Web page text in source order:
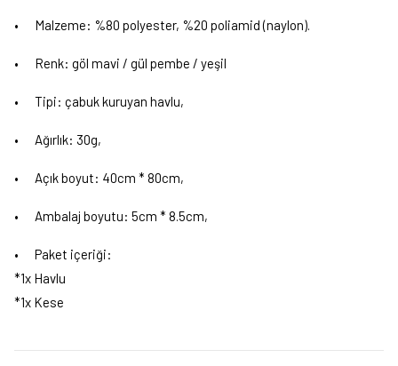
• Malzeme: %80 polyester, %20 poliamid (naylon).
• Renk: göl mavi / gül pembe / yeşil
• Tipi: çabuk kuruyan havlu,
• Ağırlık: 30g,
• Açık boyut: 40cm * 80cm,
• Ambalaj boyutu: 5cm * 8.5cm,
•
Paket içeriği:
*1x Havlu
*1x Kese